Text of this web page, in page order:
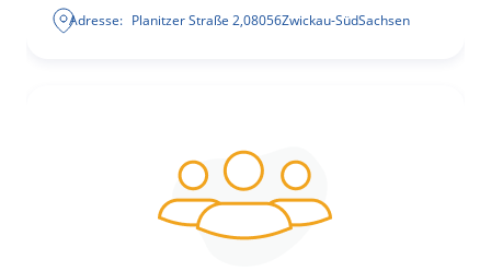
Adresse: Planitzer Straße 2,08056Zwickau-SüdSachsen